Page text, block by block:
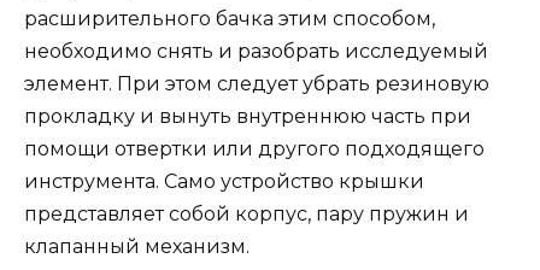
расширительного бачка этим способом,
необходимо снять и разобрать исследуемый
элемент. При этом следует убрать резиновую
прокладку и вынуть внутреннюю часть при
помощи отвертки или другого подходящего
инструмента. Само устройство крышки
представляет собой корпус, пару пружин и
клапанный механизм.